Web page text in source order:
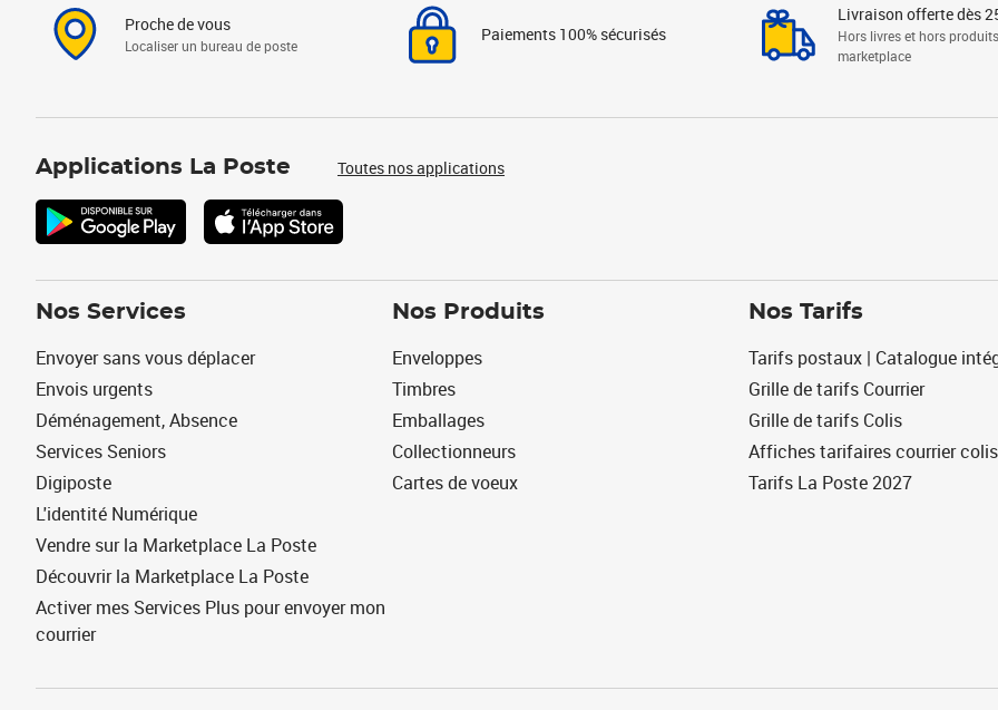
Proche de vous
Localiser un bureau de poste
Paiements 100% sécurisés
Livraison offerte dès
Hors livres et hors produits
marketplace
Applications La Poste Toutes nos applications
Nos Services
Envoyer sans vous déplacer
Envois urgents
Déménagement, Absence
Services Seniors
Digiposte
L'identité Numérique
Vendre sur la Marketplace La Poste
Découvrir la Marketplace La Poste
Activer mes Services Plus pour envoyer mon
courrier
Nos Produits
Enveloppes
Timbres
Emballages
Collectionneurs
Cartes de voeux
Nos Tarifs
Tarifs postaux | Catalogue
Grille de tarifs Courrier
Grille de tarifs Colis
Affiches tarifaires courrier colis
Tarifs La Poste 2027